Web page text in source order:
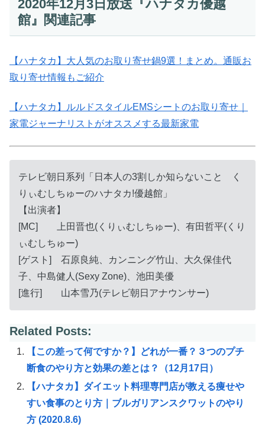
2020年12月3日放送『ハナタカ優越
館』関連記事
【ハナタカ】大人気のお取り寄せ鍋9選！まとめ。通販お
取り寄せ情報もご紹介
【ハナタカ】ルルドスタイルEMSシートのお取り寄せ｜
家電ジャーナリストがオススメする最新家電
テレビ朝日系列「日本人の3割しか知らないこと く
りぃむしちゅーのハナタカ!優越館」
【出演者】
[MC] 上田晋也(くりぃむしちゅー)、有田哲平(くり
ぃむしちゅー)
[ゲスト] 石原良純、カンニング竹山、大久保佳代
子、中島健人(Sexy Zone)、池田美優
[進行] 山本雪乃(テレビ朝日アナウンサー)
Related Posts:
【この差って何ですか？】どれが一番？３つのプチ
断食のやり方と効果の差とは？（12月17日）
【ハナタカ】ダイエット料理専門店が教える痩せや
すい食事のとり方｜ブルガリアンスクワットのやり
方 (2020.8.6)